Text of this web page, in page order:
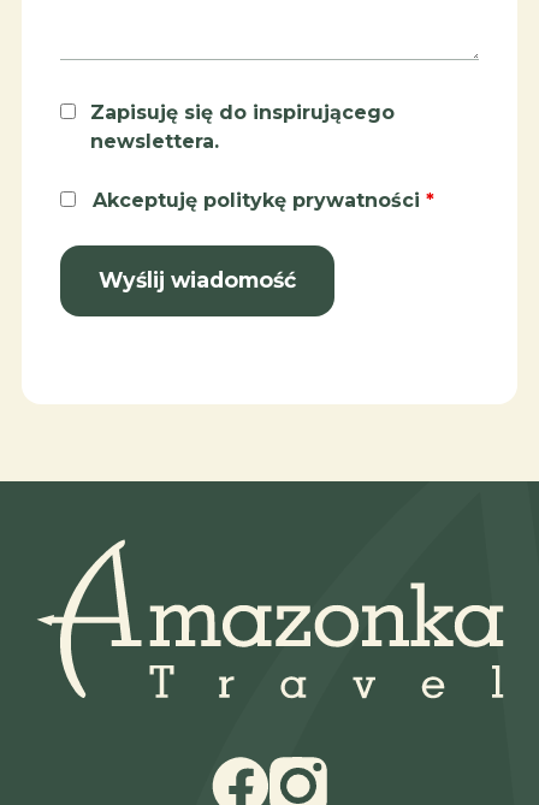
Zapisuję się do inspirującego
newslettera.
Akceptuję politykę prywatności *
FacebookInstagram